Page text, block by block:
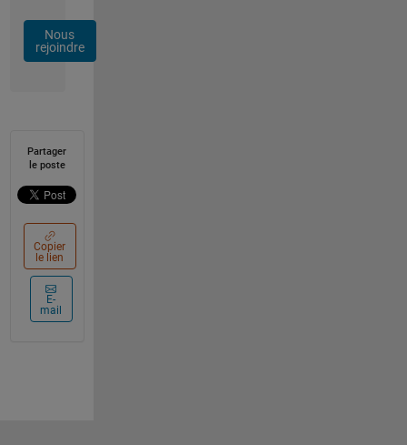
Nous
rejoindre
Partager
le poste
Copier
le lien
E-
mail